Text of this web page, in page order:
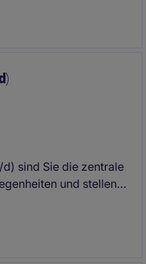
m/d). In dieser
sind Sie die zentrale
und stellen
internationale
gesetzeskonform